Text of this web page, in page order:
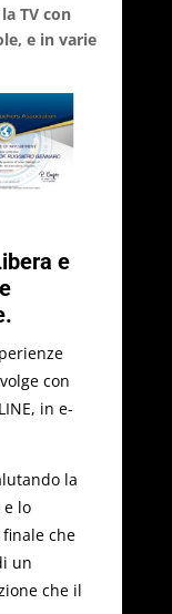
TV con
e in varie
e
con
in e-
la
lo
che
un
che il